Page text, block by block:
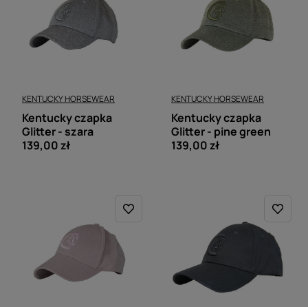
KENTUCKY HORSEWEAR
Kentucky czapka
Glitter - szara
139,00 zł
KENTUCKY HORSEWEAR
Kentucky czapka
Glitter - pine green
139,00 zł